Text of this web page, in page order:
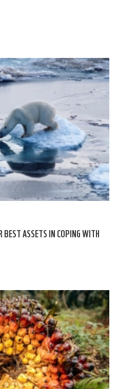
BEST ASSETS IN COPING WITH